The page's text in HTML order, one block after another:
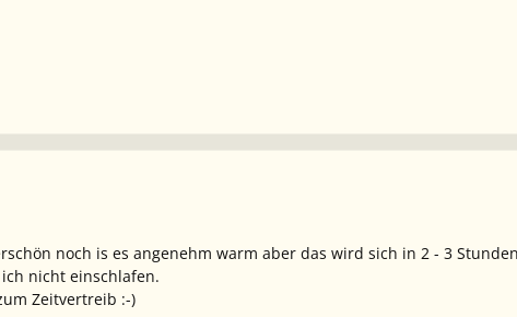
noch is es angenehm warm aber das wird sich in 2 - 3
nicht einschlafen.
Zeitvertreib :-)